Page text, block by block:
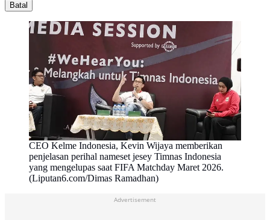
Batal
CEO Kelme Indonesia, Kevin Wijaya memberikan
penjelasan perihal nameset jesey Timnas Indonesia
yang mengelupas saat FIFA Matchday Maret 2026.
(Liputan6.com/Dimas Ramadhan)
Advertisement